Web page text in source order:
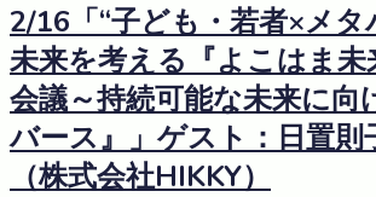
2/16「“子ども・若者×メタ
未来を考える『よこはま未
会議～持続可能な未来に向
バース』」ゲスト：日置則
（株式会社HIKKY）